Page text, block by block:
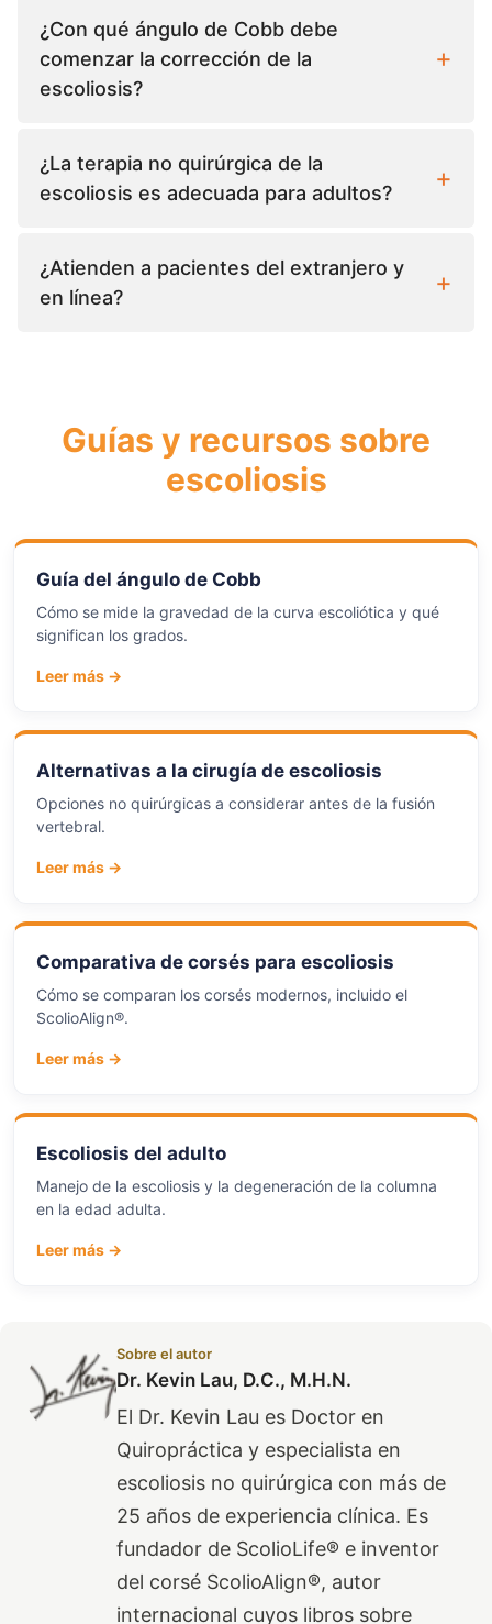
¿Con qué ángulo de Cobb debe
comenzar la corrección de la
escoliosis?
¿La terapia no quirúrgica de la
escoliosis es adecuada para adultos?
¿Atienden a pacientes del extranjero y
en línea?
Guías y recursos sobre
escoliosis
Guía del ángulo de Cobb
Cómo se mide la gravedad de la curva escoliótica y qué
significan los grados.
Leer más →
Alternativas a la cirugía de escoliosis
Opciones no quirúrgicas a considerar antes de la fusión
vertebral.
Leer más →
Comparativa de corsés para escoliosis
Cómo se comparan los corsés modernos, incluido el
ScolioAlign®.
Leer más →
Escoliosis del adulto
Manejo de la escoliosis y la degeneración de la columna
en la edad adulta.
Leer más →
Sobre el autor
Dr. Kevin Lau, D.C., M.H.N.
El Dr. Kevin Lau es Doctor en
Quiropráctica y especialista en
escoliosis no quirúrgica con más de
25 años de experiencia clínica. Es
fundador de ScolioLife® e inventor
del corsé ScolioAlign®, autor
internacional cuyos libros sobre